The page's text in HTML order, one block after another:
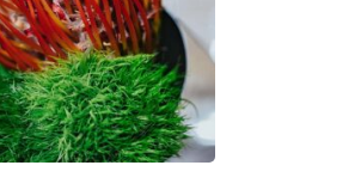
ADD TO CART